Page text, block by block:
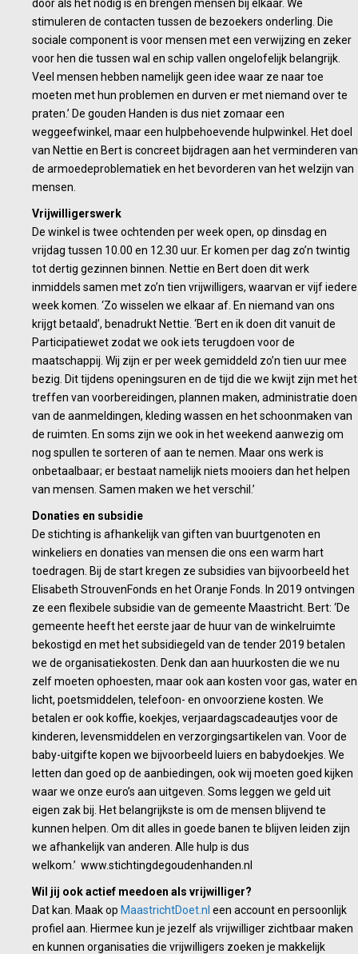
door als het nodig is en brengen mensen bij elkaar. We
stimuleren de contacten tussen de bezoekers onderling. Die
sociale component is voor mensen met een verwijzing en zeker
voor hen die tussen wal en schip vallen ongelofelijk belangrijk.
Veel mensen hebben namelijk geen idee waar ze naar toe
moeten met hun problemen en durven er met niemand over te
praten.’ De gouden Handen is dus niet zomaar een
weggeefwinkel, maar een hulpbehoevende hulpwinkel. Het doel
van Nettie en Bert is concreet bijdragen aan het verminderen van
de armoedeproblematiek en het bevorderen van het welzijn van
mensen.
Vrijwilligerswerk
De winkel is twee ochtenden per week open, op dinsdag en
vrijdag tussen 10.00 en 12.30 uur. Er komen per dag zo’n twintig
tot dertig gezinnen binnen. Nettie en Bert doen dit werk
inmiddels samen met zo’n tien vrijwilligers, waarvan er vijf iedere
week komen. ‘Zo wisselen we elkaar af. En niemand van ons
krijgt betaald’, benadrukt Nettie. ‘Bert en ik doen dit vanuit de
Participatiewet zodat we ook iets terugdoen voor de
maatschappij. Wij zijn er per week gemiddeld zo’n tien uur mee
bezig. Dit tijdens openingsuren en de tijd die we kwijt zijn met het
treffen van voorbereidingen, plannen maken, administratie doen
van de aanmeldingen, kleding wassen en het schoonmaken van
de ruimten. En soms zijn we ook in het weekend aanwezig om
nog spullen te sorteren of aan te nemen. Maar ons werk is
onbetaalbaar; er bestaat namelijk niets mooiers dan het helpen
van mensen. Samen maken we het verschil.’
Donaties en subsidie
De stichting is afhankelijk van giften van buurtgenoten en
winkeliers en donaties van mensen die ons een warm hart
toedragen. Bij de start kregen ze subsidies van bijvoorbeeld het
Elisabeth StrouvenFonds en het Oranje Fonds. In 2019 ontvingen
ze een flexibele subsidie van de gemeente Maastricht. Bert: ‘De
gemeente heeft het eerste jaar de huur van de winkelruimte
bekostigd en met het subsidiegeld van de tender 2019 betalen
we de organisatiekosten. Denk dan aan huurkosten die we nu
zelf moeten ophoesten, maar ook aan kosten voor gas, water en
licht, poetsmiddelen, telefoon- en onvoorziene kosten. We
betalen er ook koffie, koekjes, verjaardagscadeautjes voor de
kinderen, levensmiddelen en verzorgingsartikelen van. Voor de
baby-uitgifte kopen we bijvoorbeeld luiers en babydoekjes. We
letten dan goed op de aanbiedingen, ook wij moeten goed kijken
waar we onze euro’s aan uitgeven. Soms leggen we geld uit
eigen zak bij. Het belangrijkste is om de mensen blijvend te
kunnen helpen. Om dit alles in goede banen te blijven leiden zijn
we afhankelijk van anderen. Alle hulp is dus
welkom.’ www.stichtingdegoudenhanden.nl
Wil jij ook actief meedoen als vrijwilliger?
Dat kan. Maak op MaastrichtDoet.nl een account en persoonlijk
profiel aan. Hiermee kun je jezelf als vrijwilliger zichtbaar maken
en kunnen organisaties die vrijwilligers zoeken je makkelijk